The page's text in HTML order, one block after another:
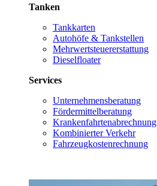
Tanken
Tankkarten
Autohöfe & Tankstellen
Mehrwertsteuererstattung
Dieselfloater
Services
Unternehmensberatung
Fördermittelberatung
Krankenfahrtenabrechnung
Kombinierter Verkehr
Fahrzeugkostenrechnung